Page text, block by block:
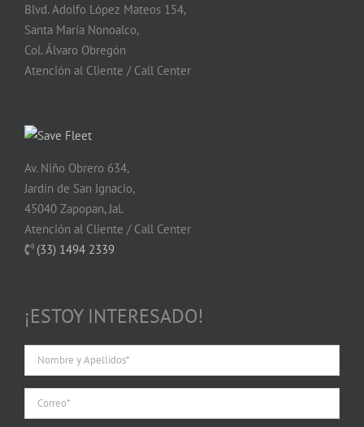
Blvd. Adolfo López Mateos 154,
Santa María Nonoalco,
Col. Álvaro Obregón
Atención al Cliente / Call Center
Av. Niño Obrero 634,
Jardín de San Ignacio,
45040 Zapopan, Jal.
Atención al Cliente / Call Center
(33) 1494 2339
¡ESTOY INTERESADO!